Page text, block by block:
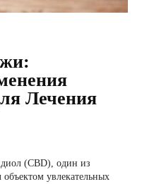
Лечения
(CBD), один из
увлекательных